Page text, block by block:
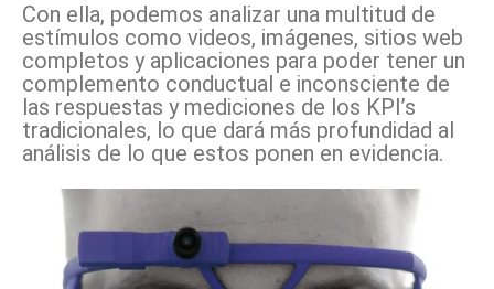
Con ella, podemos analizar una multitud de
estímulos como videos, imágenes, sitios web
completos y aplicaciones para poder tener un
complemento conductual e inconsciente de
las respuestas y mediciones de los KPI’s
tradicionales, lo que dará más profundidad al
análisis de lo que estos ponen en evidencia.